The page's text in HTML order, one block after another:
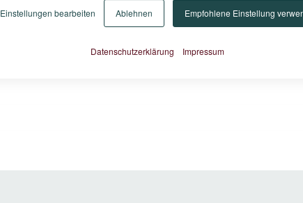
Einstellungen bearbeiten Empfohlene Einstellung
Ablehnen
Datenschutzerklärung Impressum